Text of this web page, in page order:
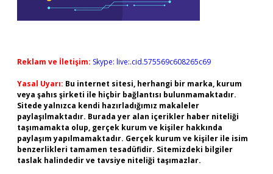
Reklam ve İletişim: Skype: live:.cid.575569c608265c69
Yasal Uyarı: Bu internet sitesi, herhangi bir marka, kurum
veya şahıs şirketi ile hiçbir bağlantısı bulunmamaktadır.
Sitede yalnızca kendi hazırladığımız makaleler
paylaşılmaktadır. Burada yer alan içerikler haber niteliği
taşımamakta olup, gerçek kurum ve kişiler hakkında
paylaşım yapılmamaktadır. Gerçek kurum ve kişiler ile isim
benzerlikleri tamamen tesadüfidir. Sitemizdeki bilgiler
taslak halindedir ve tavsiye niteliği taşımazlar.